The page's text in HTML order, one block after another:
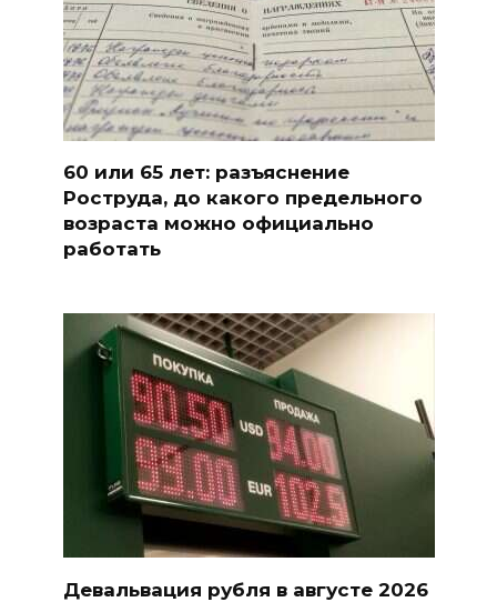
60 или 65 лет: разъяснение
Роструда, до какого предельного
возраста можно официально
работать
Девальвация рубля в августе 2026